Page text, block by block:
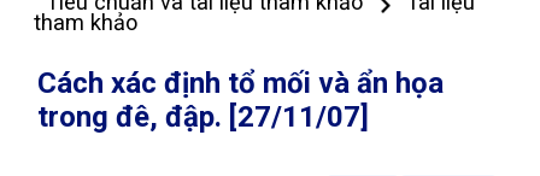
tham khảo
Cách xác định tổ mối và ẩn họa
trong đê, đập. [27/11/07]